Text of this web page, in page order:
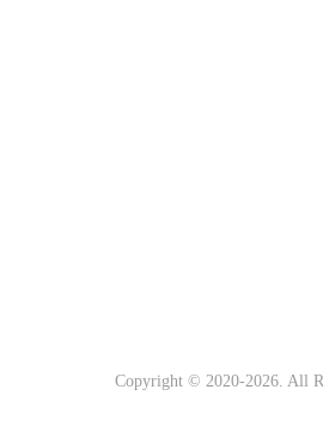
Copyright © 2020-2026. All